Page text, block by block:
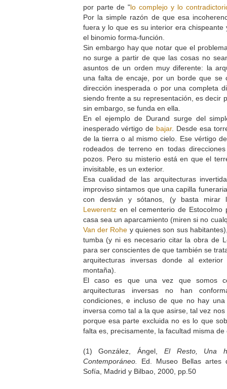
por parte de "lo complejo y lo
Por la simple razón de que esa
fuera y lo que es su interior era chispeante
el binomio forma-función.
Sin embargo hay que notar que el
no surge a partir de que las cosas no
asuntos de un orden muy diferente: la
una falta de encaje, por un borde que se
dirección inesperada o por una completa
siendo frente a su representación, es decir
sin embargo, se funda en ella.
En el ejemplo de Durand surge del
inesperado vértigo de bajar. Desde esa
de la tierra o al mismo cielo. Ese vértigo
rodeados de terreno en todas
pozos. Pero su misterio está en que el
invisitable, es un exterior.
Esa cualidad de las arquitecturas
improviso sintamos que una capilla
con desván y sótanos, (y basta mirar
Lewerentz en el cementerio de Estocolmo
casa sea un aparcamiento (miren si no
Van der Rohe y quienes son sus
tumba (y ni es necesario citar la obra de
para ser conscientes de que también se
arquitecturas inversas donde al
montaña).
El caso es que una vez que somos
arquitecturas inversas no han
condiciones, e incluso de que no hay
inversa como tal a la que asirse, tal vez
porque esa parte excluida no es lo que
falta es, precisamente, la facultad misma
(1) González, Ángel,
El Resto, Una
Contemporáneo.
Ed. Museo Bellas artes
Sofía, Madrid y Bilbao, 2000, pp.50